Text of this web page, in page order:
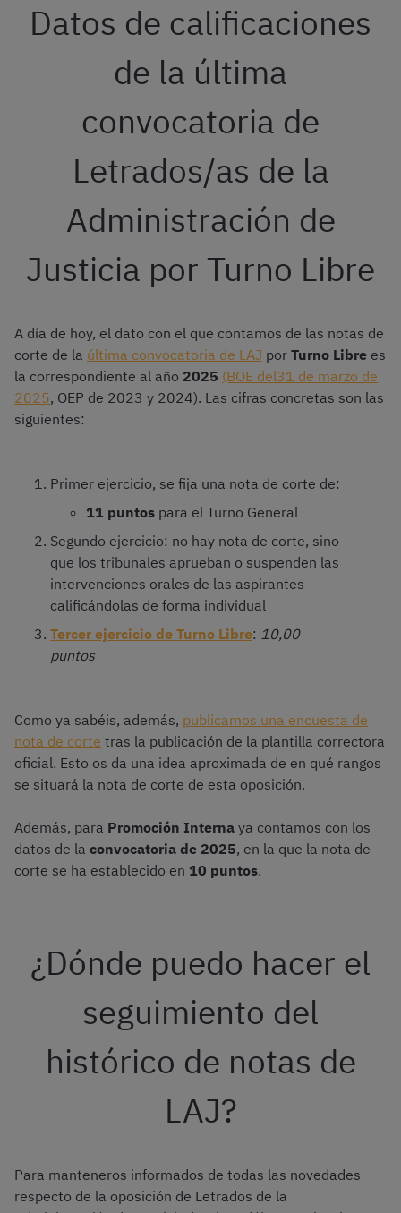
Datos de calificaciones
de la última
convocatoria de
Letrados/as de la
Administración de
Justicia por Turno Libre
A día de hoy, el dato con el que contamos de las notas de
corte de la última convocatoria de LAJ por Turno Libre es
la correspondiente al año 2025 (BOE del31 de marzo de
2025, OEP de 2023 y 2024). Las cifras concretas son las
siguientes:
Primer ejercicio, se fija una nota de corte de:
11 puntos para el Turno General
Segundo ejercicio: no hay nota de corte, sino
que los tribunales aprueban o suspenden las
intervenciones orales de las aspirantes
calificándolas de forma individual
Tercer ejercicio de Turno Libre: 10,00
puntos
Como ya sabéis, además, publicamos una encuesta de
nota de corte tras la publicación de la plantilla correctora
oficial. Esto os da una idea aproximada de en qué rangos
se situará la nota de corte de esta oposición.
Además, para Promoción Interna ya contamos con los
datos de la convocatoria de 2025, en la que la nota de
corte se ha establecido en 10 puntos.
¿Dónde puedo hacer el
seguimiento del
histórico de notas de
LAJ?
Para manteneros informados de todas las novedades
respecto de la oposición de Letrados de la